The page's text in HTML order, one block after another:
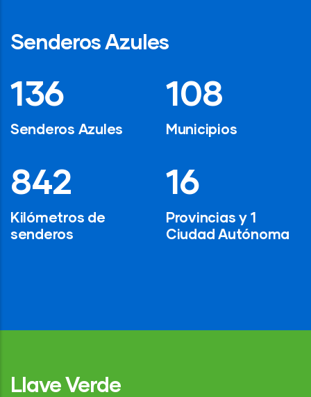
Senderos Azules
194
Senderos Azules
1,200
Kilómetros de
senderos
154
Municipios
24
Provincias y 1
Ciudad Autónoma
Llave Verde